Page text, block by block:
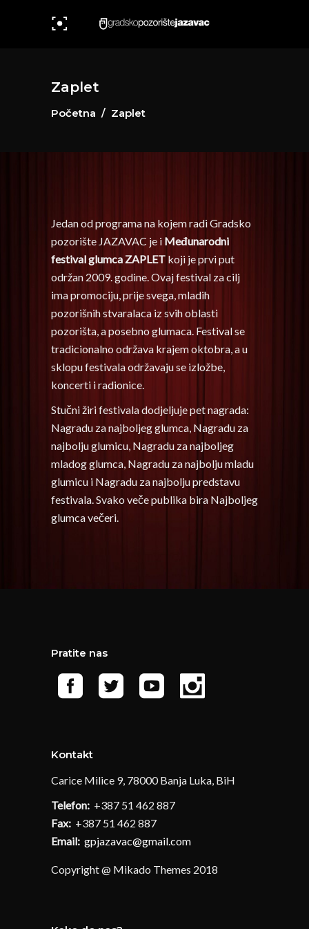
Zaplet
Početna / Zaplet
Jedan od programa na kojem radi Gradsko
pozorište JAZAVAC je i Međunarodni
festival glumca ZAPLET koji je prvi put
održan 2009. godine. Ovaj festival za cilj
ima promociju, prije svega, mladih
pozorišnih stvaralaca iz svih oblasti
pozorišta, a posebno glumaca. Festival se
tradicionalno održava krajem oktobra, a u
sklopu festivala održavaju se izložbe,
koncerti i radionice.
Stučni žiri festivala dodjeljuje pet nagrada:
Nagradu za najboljeg glumca, Nagradu za
najbolju glumicu, Nagradu za najboljeg
mladog glumca, Nagradu za najbolju mladu
glumicu i Nagradu za najbolju predstavu
festivala. Svako veče publika bira Najboljeg
glumca večeri.
Pratite nas
Kontakt
Carice Milice 9, 78000 Banja Luka, BiH
Telefon: +387 51 462 887
Fax: +387 51 462 887
Email: gpjazavac@gmail.com
Copyright @ Mikado Themes 2018